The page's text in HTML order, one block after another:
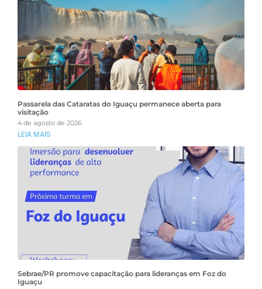
Passarela das Cataratas do Iguaçu permanece aberta para
visitação
4 de agosto de 2026
LEIA MAIS
Sebrae/PR promove capacitação para lideranças em Foz do
Iguaçu